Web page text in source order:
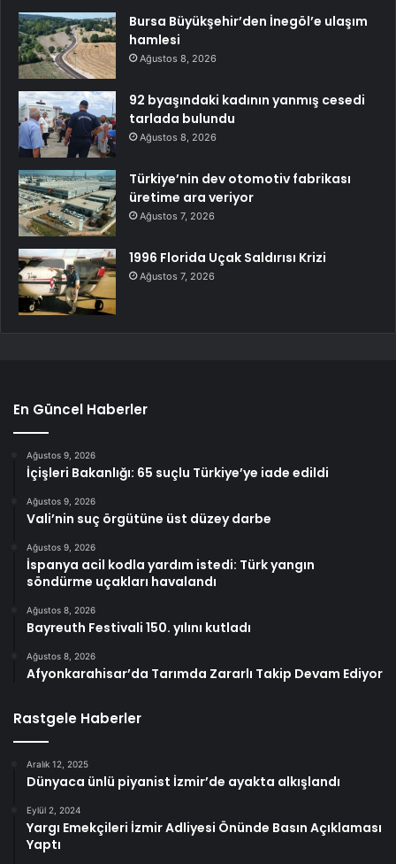
Bursa Büyükşehir’den İnegöl’e ulaşım
hamlesi
Ağustos 8, 2026
92 byaşındaki kadının yanmış cesedi
tarlada bulundu
Ağustos 8, 2026
Türkiye’nin dev otomotiv fabrikası
üretime ara veriyor
Ağustos 7, 2026
1996 Florida Uçak Saldırısı Krizi
Ağustos 7, 2026
En Güncel Haberler
Ağustos 9, 2026
İçişleri Bakanlığı: 65 suçlu Türkiye’ye iade edildi
Ağustos 9, 2026
Vali’nin suç örgütüne üst düzey darbe
Ağustos 9, 2026
İspanya acil kodla yardım istedi: Türk yangın
söndürme uçakları havalandı
Ağustos 8, 2026
Bayreuth Festivali 150. yılını kutladı
Ağustos 8, 2026
Afyonkarahisar’da Tarımda Zararlı Takip Devam Ediyor
Rastgele Haberler
Aralık 12, 2025
Dünyaca ünlü piyanist İzmir’de ayakta alkışlandı
Eylül 2, 2024
Yargı Emekçileri İzmir Adliyesi Önünde Basın Açıklaması
Yaptı